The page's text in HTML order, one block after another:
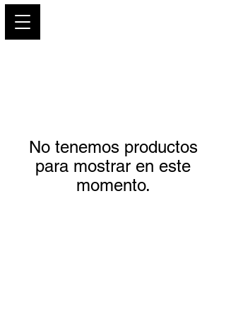
No tenemos productos
para mostrar en este
momento.